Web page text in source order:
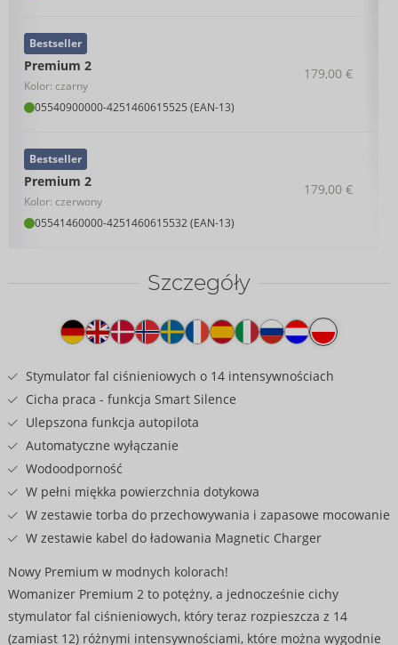
Premium 2
Kolor: czarny
05540900000-4251460615525 (EAN-13)
Bestseller
179,00 €
Premium 2
Kolor: czerwony
05541460000-4251460615532 (EAN-13)
Bestseller
179,00 €
Szczegóły
produkcie
Stymulator fal ciśnieniowych o 14 intensywnościach
Cicha praca - funkcja Smart Silence
Ulepszona funkcja autopilota
Automatyczne wyłączanie
Wodoodporność
W pełni miękka powierzchnia dotykowa
W zestawie torba do przechowywania i zapasowe mocowanie
W zestawie kabel do ładowania Magnetic Charger
Nowy Premium w modnych kolorach!
Womanizer Premium 2 to potężny, a jednocześnie cichy
stymulator fal ciśnieniowych, który teraz rozpieszcza z 14
(zamiast 12) różnymi intensywnościami, które można wygodnie